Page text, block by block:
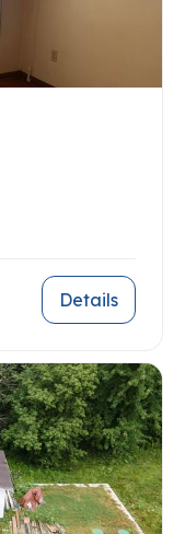
Details